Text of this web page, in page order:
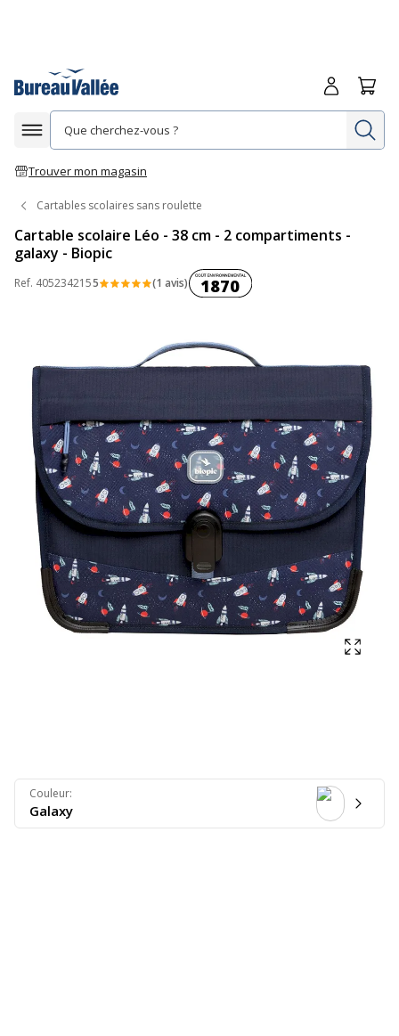
Afficher la navigation
Trouver mon magasin
Me
Cartables scolaires sans roulette
Cartable scolaire Léo - 38 cm - 2 compartiments -
galaxy - Biopic
Ref. 4052342155 (1 avis)Coût environnemental :
1870
Couleur:
Galaxy